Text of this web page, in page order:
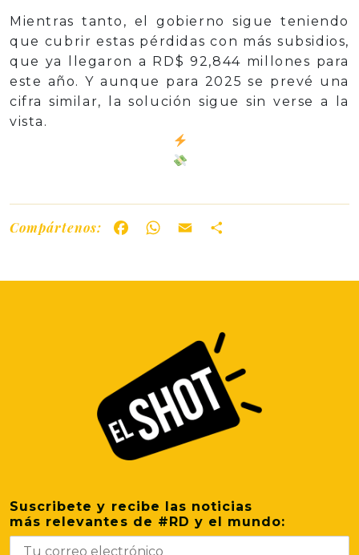
Mientras tanto, el gobierno sigue teniendo
que cubrir estas pérdidas con más subsidios,
que ya llegaron a RD$ 92,844 millones para
este año. Y aunque para 2025 se prevé una
cifra similar, la solución sigue sin verse a la
vista.
Compártenos: FacebookWhatsApp
Email
Suscribete y recibe las noticias
más relevantes de #RD y el mundo: